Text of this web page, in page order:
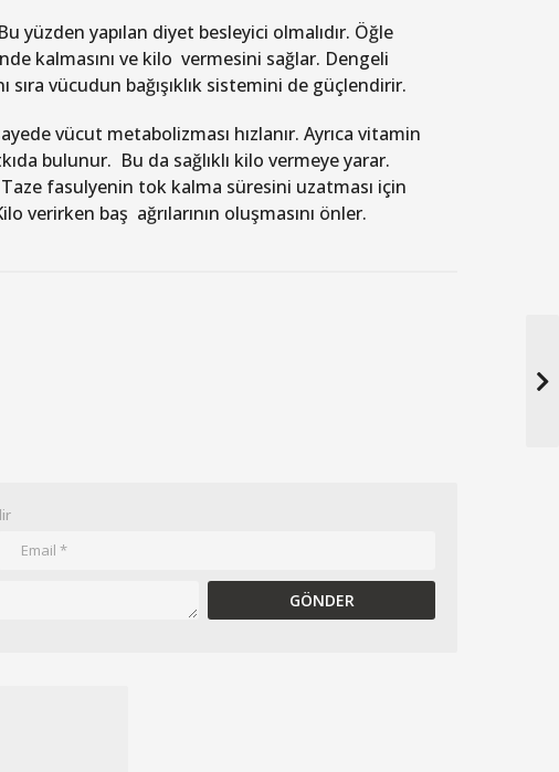
yapılan diyet besleyici olmalıdır. Öğle
kalmasını ve kilo vermesini sağlar. Dengeli
vücudun bağışıklık sistemini de güçlendirir.
vücut metabolizması hızlanır. Ayrıca vitamin
bulunur. Bu da sağlıklı kilo vermeye yarar.
fasulyenin tok kalma süresini uzatması için
verirken baş ağrılarının oluşmasını önler.